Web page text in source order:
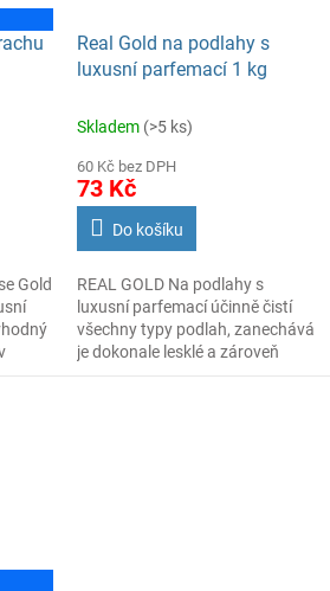
Gold
Real Gold na podlahy s
luxusní parfemací 1 kg
Skladem (>5 ks)
60 Kč bez DPH
73 Kč
Do košíku
REAL GOLD Na podlahy s
luxusní parfemací účinně čistí
všechny typy podlah, zanechává
je dokonale lesklé a zároveň